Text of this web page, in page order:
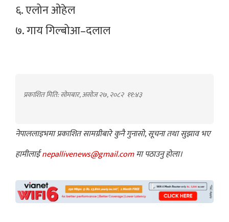
६. एलोन ओहेल
७. गाय गिल्बोआ–दलाल
प्रकाशित मिति: सोमबार, असोज २७, २०८२ ११:४३
नेपाललाइभमा प्रकाशित सामग्रीबारे कुनै गुनासो, सूचना तथा सुझाव भए
हामीलाईnepallivenews@gmail.comमा पठाउनु होला।